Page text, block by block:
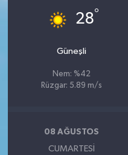
28°
Güneşli
Nem: %42
Rüzgar: 5.89 m/s
08 AĞUSTOS
CUMARTESI